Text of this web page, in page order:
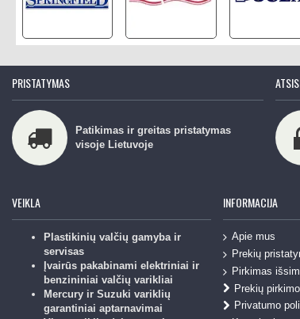
PRISTATYMAS
Patikimas ir greitas pristatymas
visoje Lietuvoje
VEIKLA
Plastikinių valčių gamyba ir
servisas
Įvairūs pakabinami elektriniai ir
benzininiai valčių varikliai
Mercury ir Suzuki variklių
garantiniai aptarnavimai
INFORMACIJA
Apie mus
Prekių
Pirkimas
Prekių
Privatumo